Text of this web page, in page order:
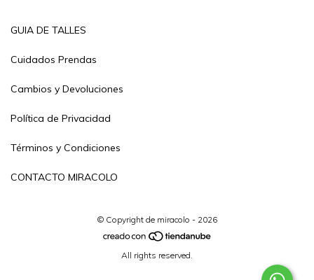
GUIA DE TALLES
Cuidados Prendas
Cambios y Devoluciones
Política de Privacidad
Términos y Condiciones
CONTACTO MIRACOLO
© Copyright de miracolo - 2026
All rights reserved.